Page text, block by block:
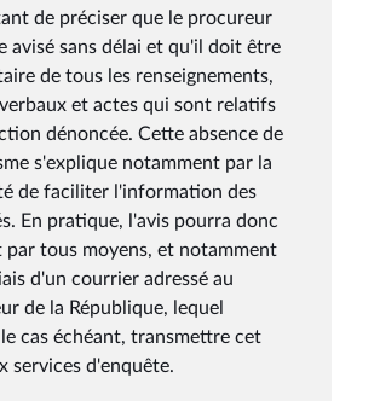
de préciser que le procureur
avisé sans délai et qu'il doit être
de tous les renseignements,
et actes qui sont relatifs
dénoncée. Cette absence de
s'explique notamment par la
de faciliter l'information des
En pratique, l'avis pourra donc
par tous moyens, et notamment
d'un courrier adressé au
de la République, lequel
cas échéant, transmettre cet
services d'enquête.